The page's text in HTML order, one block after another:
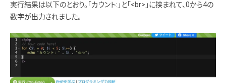
実行結果は以下のとおり。「カウント:」と「<br>」に挟まれて、0から4の
数字が出力されました。